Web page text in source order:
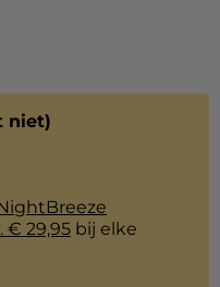
niet)
€ 29,95 bij elke